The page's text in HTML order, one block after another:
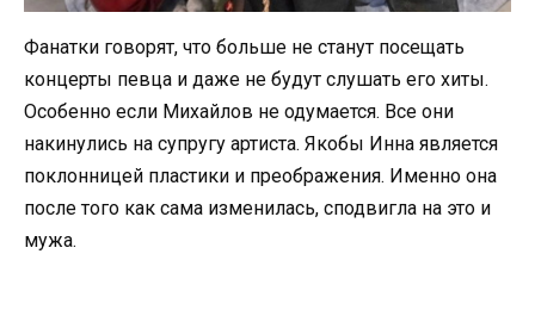
Фанатки говорят, что больше не станут посещать
концерты певца и даже не будут слушать его хиты.
Особенно если Михайлов не одумается. Все они
накинулись на супругу артиста. Якобы Инна является
поклонницей пластики и преображения. Именно она
после того как сама изменилась, сподвигла на это и
мужа.